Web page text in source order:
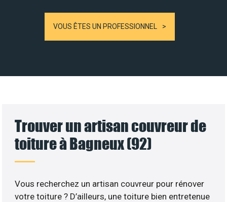
VOUS ÊTES UN PROFESSIONNEL
Trouver un artisan couvreur de
toiture à Bagneux (92)
Vous recherchez un artisan couvreur pour rénover
votre toiture ? D’ailleurs, une toiture bien entretenue